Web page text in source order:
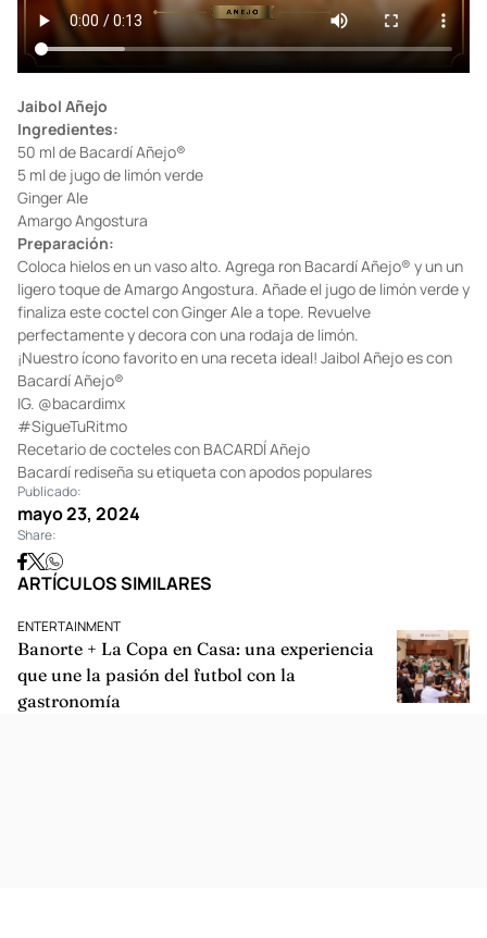
Jaibol Añejo
Ingredientes:
50 ml de Bacardí Añejo®
5 ml de jugo de limón verde
Ginger Ale
Amargo Angostura
Preparación:
Coloca hielos en un vaso alto. Agrega ron Bacardí Añejo® y un un
ligero toque de Amargo Angostura. Añade el jugo de limón verde y
finaliza este coctel con Ginger Ale a tope. Revuelve
perfectamente y decora con una rodaja de limón.
¡Nuestro ícono favorito en una receta ideal! Jaibol Añejo es con
Bacardí Añejo®
IG. @bacardimx
#SigueTuRitmo
Recetario de cocteles con BACARDÍ Añejo
Bacardí rediseña su etiqueta con apodos populares
Publicado:
mayo 23, 2024
Share:
ARTÍCULOS SIMILARES
ENTERTAINMENT
Banorte + La Copa en Casa: una experiencia
que une la pasión del futbol con la
gastronomía